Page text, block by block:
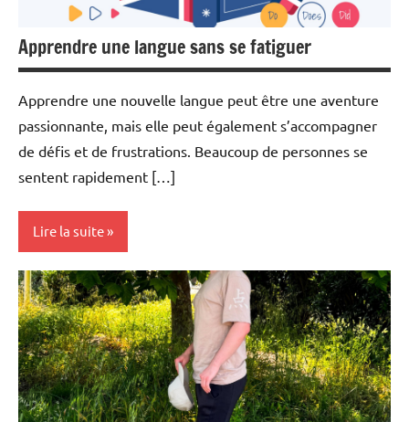
Apprendre une langue sans se fatiguer
Apprendre une nouvelle langue peut être une aventure
passionnante, mais elle peut également s’accompagner
de défis et de frustrations. Beaucoup de personnes se
sentent rapidement […]
Lire la suite
Actualité